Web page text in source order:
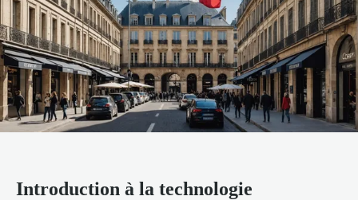
Introduction à la technologie